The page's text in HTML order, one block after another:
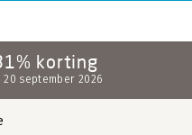
korting
september 2026